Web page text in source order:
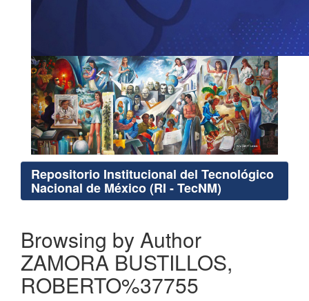
Repositorio Institucional del Tecnológico
Nacional de México (RI - TecNM)
Browsing by Author
ZAMORA BUSTILLOS,
ROBERTO%37755